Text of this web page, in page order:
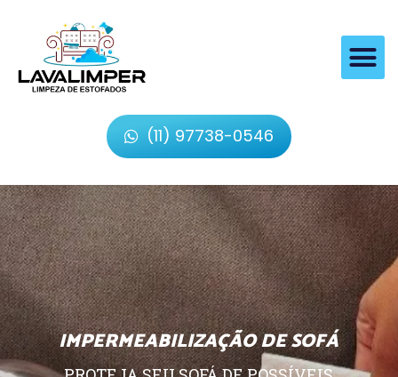
(11) 97738-0546
IMPERMEABILIZAÇÃO DE SOFÁ